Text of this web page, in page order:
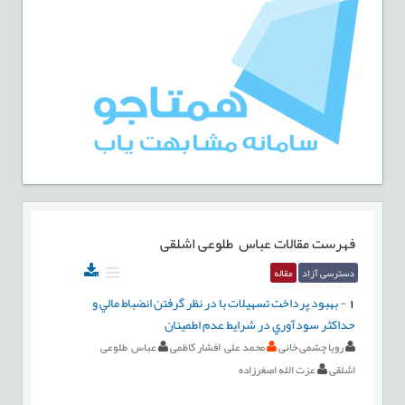
فهرست مقالاتعباس طلوعی اشلقی
دسترسی آزاد مقاله
-بهبود پرداخت تسهيلات با در نظر گرفتن انضباط مالي و
حداكثر سودآوري در شرايط عدم اطمينان
رویا چشمی خانی محمد علی افشار کاظمی
عباس طلوعی
اشلقی
عزت الله اصغرزاده